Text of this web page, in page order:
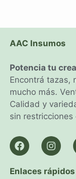
AAC Insumos
Potencia tu
Encontrá tazas,
mucho más.
Calidad y
sin restricciones
Enlaces rápidos